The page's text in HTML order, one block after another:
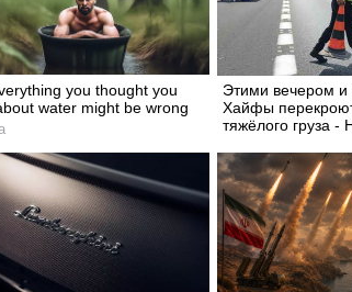
you thought you
water might be wrong
Этими вечером и
Хайфы
тяжёлого груза